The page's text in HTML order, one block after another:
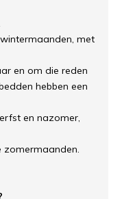
met
en om die reden
hebben een
en nazomer,
zomermaanden.